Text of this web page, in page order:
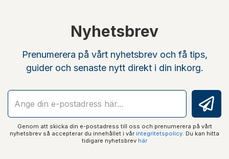
Nyhetsbrev
Prenumerera på vårt nyhetsbrev och få tips,
guider och senaste nytt direkt i din inkorg.
Genom att skicka din e-postadress till oss och prenumerera på vårt
nyhetsbrev så accepterar du innehållet i vår integritetspolicy. Du kan hitta
tidigare nyhetsbrev här